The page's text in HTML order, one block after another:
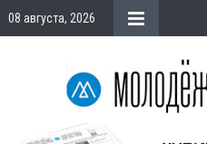
08 августа, 2026